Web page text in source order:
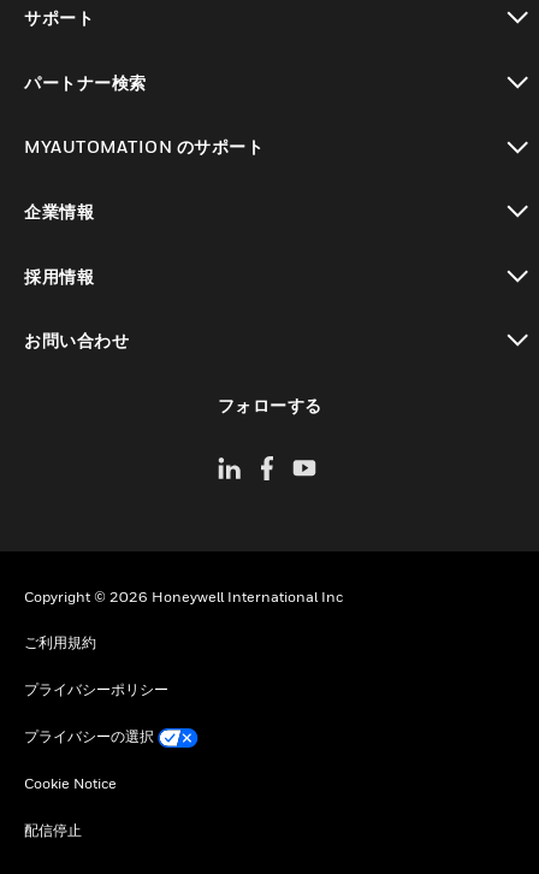
サポート
パートナー検索
MYAUTOMATION のサポート
企業情報
採用情報
お問い合わせ
フォローする
Copyright © 2026 Honeywell International Inc
ご利用規約
プライバシーポリシー
プライバシーの選択
Cookie Notice
配信停止